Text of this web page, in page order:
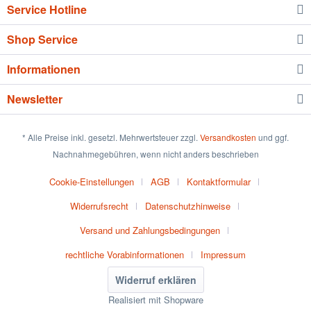
Service Hotline
Shop Service
Informationen
Newsletter
* Alle Preise inkl. gesetzl. Mehrwertsteuer zzgl. Versandkosten und ggf.
Nachnahmegebühren, wenn nicht anders beschrieben
Cookie-Einstellungen AGB
Kontaktformular
Widerrufsrecht
Datenschutzhinweise
Versand und Zahlungsbedingungen
rechtliche Vorabinformationen
Impressum
Widerruf erklären
Realisiert mit Shopware